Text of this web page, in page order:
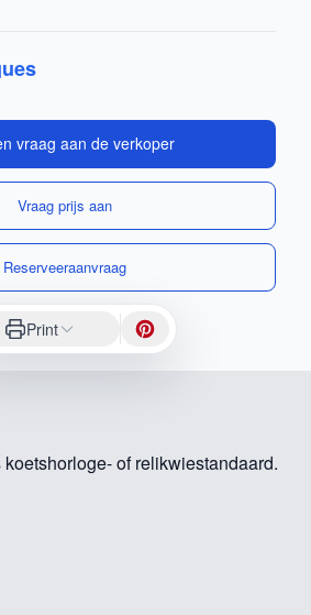
vraag aan de verkoper
Vraag prijs aan
Reserveeraanvraag
Print
of relikwiestandaard.